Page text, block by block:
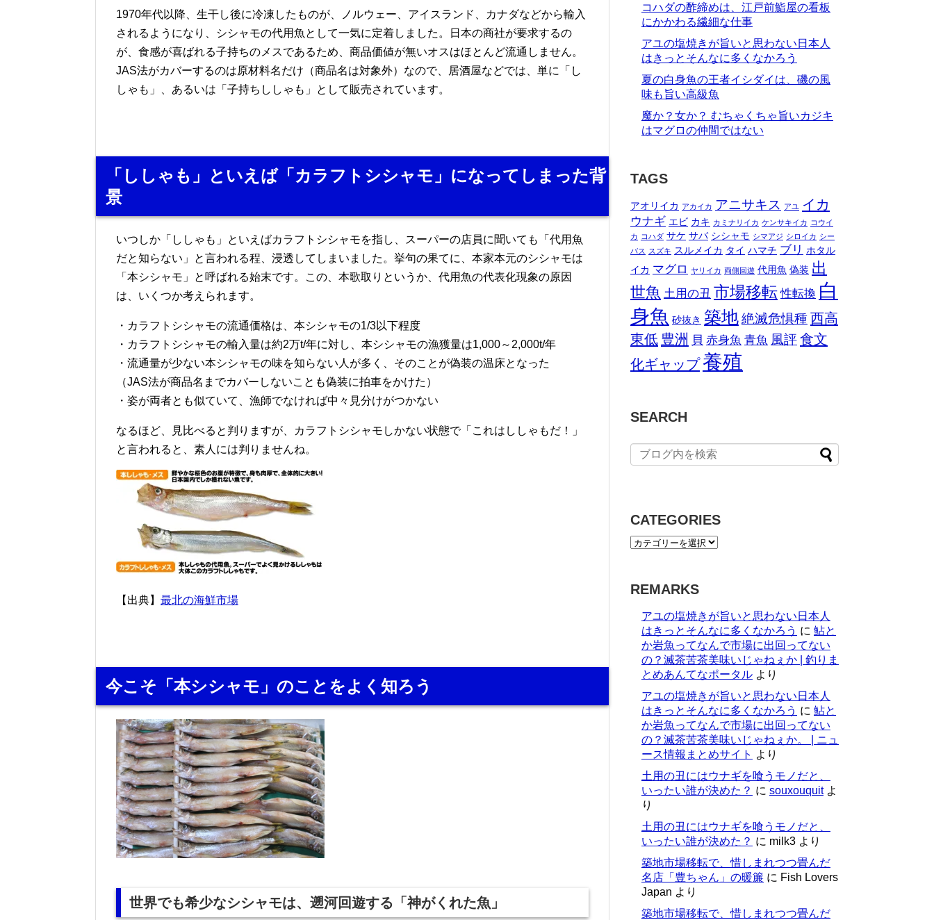
1970年代以降、生干し後に冷凍したものが、ノルウェー、アイスランド、カナダなどから輸入
されるようになり、シシャモの代用魚として一気に定着しました。日本の商社が要求するの
が、食感が喜ばれる子持ちのメスであるため、商品価値が無いオスはほとんど流通しません。
JAS法がカバーするのは原材料名だけ（商品名は対象外）なので、居酒屋などでは、単に「し
しゃも」、あるいは「子持ちししゃも」として販売されています。
「ししゃも」といえば「カラフトシシャモ」になってしまった背
景
いつしか「ししゃも」といえばカラフトシシャモを指し、スーパーの店員に聞いても「代用魚
だと知らない」と言われる程、浸透してしまいました。挙句の果てに、本家本元のシシャモは
「本シシャモ」と呼ばれる始末です。この、本歌取りというか、代用魚の代表化現象の原因
は、いくつか考えられます。
・カラフトシシャモの流通価格は、本シシャモの1/3以下程度
・カラフトシシャモの輸入量は約2万t/年に対し、本シシャモの漁獲量は1,000～2,000t/年
・流通量が少ない本シシャモの味を知らない人が多く、そのことが偽装の温床となった
（JAS法が商品名までカバーしないことも偽装に拍車をかけた）
・姿が両者とも似ていて、漁師でなければ中々見分けがつかない
なるほど、見比べると判りますが、カラフトシシャモしかない状態で「これはししゃもだ！」
と言われると、素人には判りませんね。
【出典】 最北の海鮮市場
今こそ「本シシャモ」のことをよく知ろう
世界でも希少なシシャモは、遡河回遊する「神がくれた魚」
コハダの酢締めは、江戸前鮨屋の看板
にかかわる繊細な仕事
アユの塩焼きが旨いと思わない日本人
はきっとそんなに多くなかろう
夏の白身魚の王者イシダイは、磯の風
味も旨い高級魚
魔か？女か？ むちゃくちゃ旨いカジキ
はマグロの仲間ではない
TAGS
アオリイカ アカイカ アニサキス アユ イカ
ウナギ エビ カキ カミナリイカ ケンサキイカ コウイ
カ コハダ サケ サバ シシャモ シマアジ シロイカ シー
バス スズキ スルメイカ タイ ハマチ ブリ ホタル
イカ マグロ ヤリイカ 両側回遊 代用魚 偽装 出
世魚 土用の丑 市場移転 性転換 白
身魚 砂抜き 築地絶滅危惧種西高
東低 豊洲 貝 赤身魚 青魚 風評食文
化ギャップ 養殖
SEARCH
CATEGORIES
REMARKS
アユの塩焼きが旨いと思わない日本人
はきっとそんなに多くなかろう に 鮎と
か岩魚ってなんで市場に出回ってない
の？滅茶苦茶美味いじゃねぇか | 釣りま
とめあんてなポータル より
アユの塩焼きが旨いと思わない日本人
はきっとそんなに多くなかろう に 鮎と
か岩魚ってなんで市場に出回ってない
の？滅茶苦茶美味いじゃねぇか。 | ニュ
ース情報まとめサイト より
土用の丑にはウナギを喰うモノだと、
いったい誰が決めた？ に souxouquitよ
り
土用の丑にはウナギを喰うモノだと、
いったい誰が決めた？ に milk3 より
築地市場移転で、惜しまれつつ畳んだ
名店「豊ちゃん」の暖簾 に Fish Lovers
Japan より
築地市場移転で、惜しまれつつ畳んだ